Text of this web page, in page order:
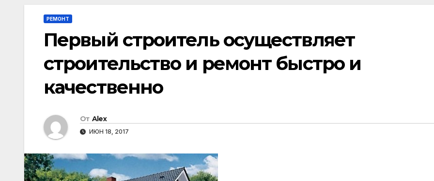
РЕМОНТ
Первый строитель осуществляет
строительство и ремонт быстро и
качественно
От Alex
ИЮН 18, 2017